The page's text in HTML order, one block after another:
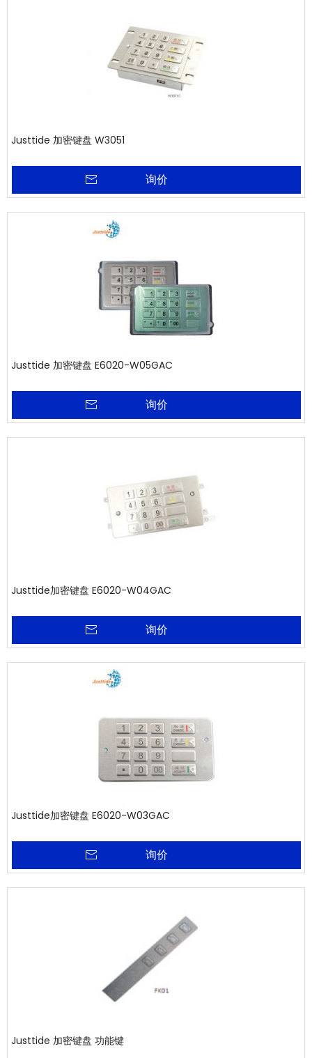
Justtide 加密键盘 W3051
询价
Justtide 加密键盘 E6020-W05GAC
询价
Justtide加密键盘 E6020-W04GAC
询价
Justtide加密键盘 E6020-W03GAC
询价
Justtide 加密键盘 功能键